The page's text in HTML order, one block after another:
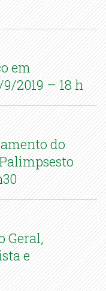
em
2019 – 18 h
do
Geral,
e